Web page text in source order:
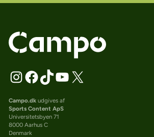
Campo.dkudgives af
Sports Content ApS
Universitetsbyen 71
8000 Aarhus C
Denmark